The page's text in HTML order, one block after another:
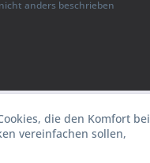
anders beschrieben
die den Komfort bei
vereinfachen sollen,